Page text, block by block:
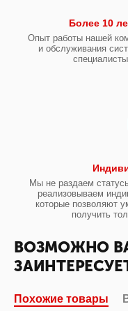
Более 10
Опыт работы нашей
и обслуживания
Мы не раздаем
реализовываем
которые позволяют
получить
ВОЗМОЖНО
Похожие товары